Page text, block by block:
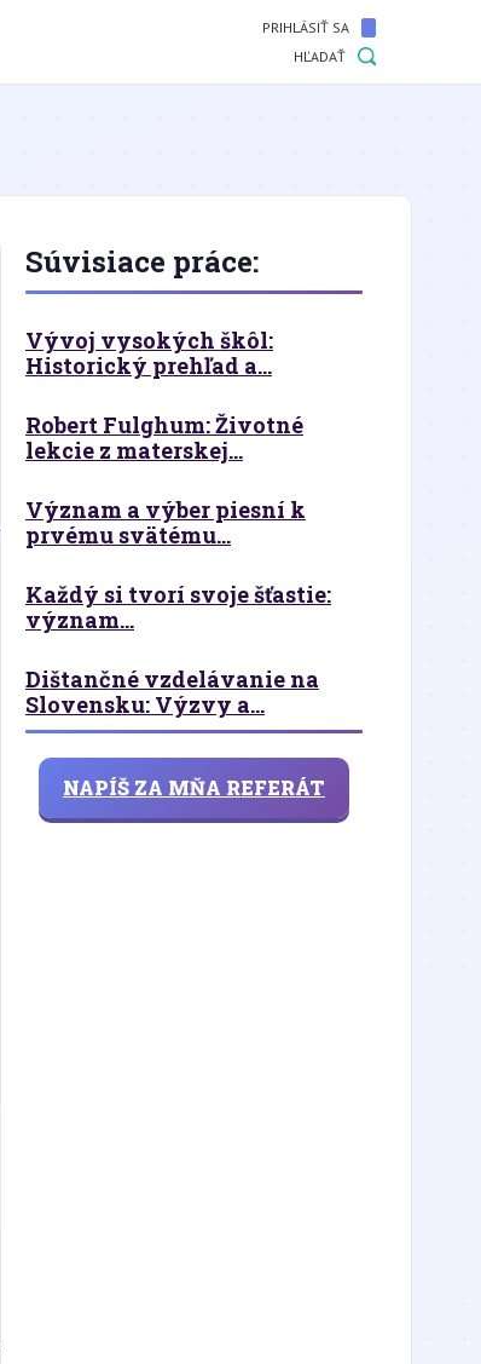
PRIHLÁSIŤ SA
HĽADAŤ
Súvisiace práce:
Vývoj vysokých škôl:
Historický prehľad a...
Robert Fulghum: Životné
lekcie z materskej...
Význam a výber piesní k
prvému svätému...
Každý si tvorí svoje šťastie:
význam...
Dištančné vzdelávanie na
Slovensku: Výzvy a...
NAPÍŠ ZA MŇA REFERÁT